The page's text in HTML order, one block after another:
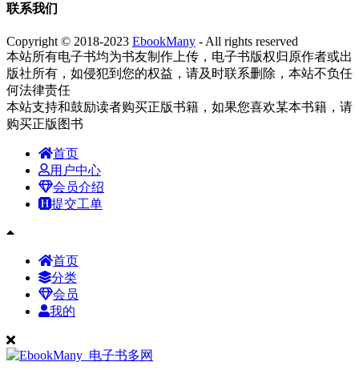
联系我们
Copyright © 2018-2023 EbookMany - All rights reserved
本站所有电子书均为书友制作上传，电子书版权归原作者或出
版社所有，如侵犯到您的权益，请及时联系删除，本站不负任
何法律责任
本站支持和鼓励读者购买正版书籍，如果您喜欢某本书籍，请
购买正版图书
首页
用户中心
会员介绍
提交工单
首页
分类
会员
我的